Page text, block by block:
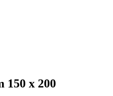
150 x 200